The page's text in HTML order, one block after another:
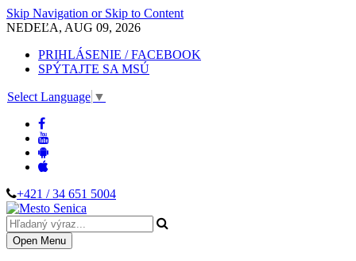
Skip Navigation or Skip to Content
NEDEĽA, AUG 09, 2026
PRIHLÁSENIE / FACEBOOK
SPÝTAJTE SA MSÚ
Select Language ▼
+421 / 34 651 5004
Open Menu